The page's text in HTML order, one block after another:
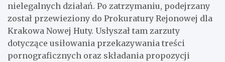
nielegalnych działań. Po zatrzymaniu, podejrzany
został przewieziony do Prokuratury Rejonowej dla
Krakowa Nowej Huty. Usłyszał tam zarzuty
dotyczące usiłowania przekazywania treści
pornograficznych oraz składania propozycji